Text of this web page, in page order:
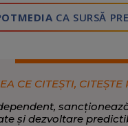
CA SURSĂ
CE CITEȘTI,
și dezvoltare